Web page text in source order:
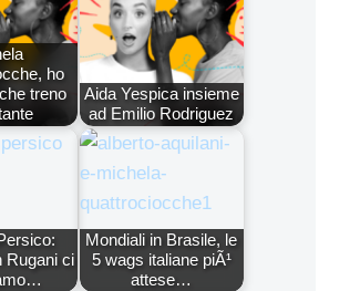
ho
treno
Aida Yespica insieme
ad Emilio Rodriguez
Rugani ci
Mondiali in Brasile, le
5 wags italiane piÃ¹
attese…